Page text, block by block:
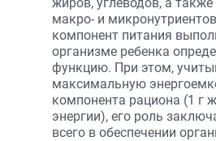
макро- и
компонент питания
организме ребенка
функцию. При этом,
максимальную
компонента рациона (1 г
энергии), его роль
всего в обеспечении